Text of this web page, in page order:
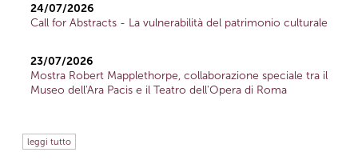
24/07/2026
Call for Abstracts - La vulnerabilità del patrimonio culturale
23/07/2026
Mostra Robert Mapplethorpe, collaborazione speciale tra il
Museo dell'Ara Pacis e il Teatro dell'Opera di Roma
leggi tutto